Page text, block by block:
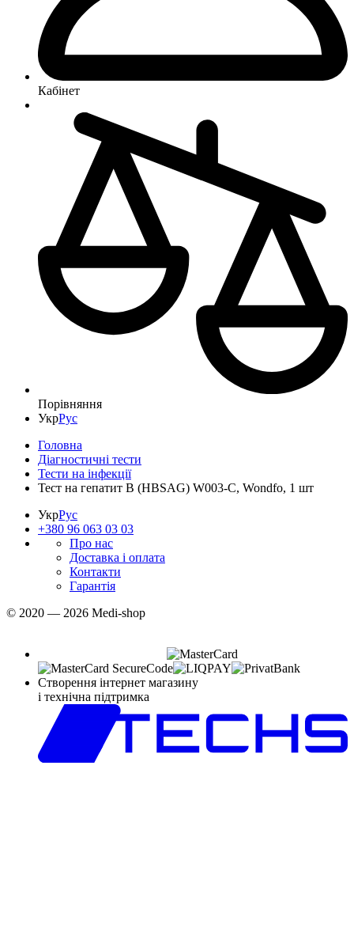
Кабінет
Порівняння
УкрРус
Головна
Діагностичні тести
Тести на інфекції
Тест на гепатит В (HBSAG) W003-C, Wondfo, 1 шт
УкрРус
+380 96 063 03 03
Про нас
Доставка і оплата
Контакти
Гарантія
© 2020 — 2026 Medi-shop
Створення інтернет магазину
і технічна підтримка